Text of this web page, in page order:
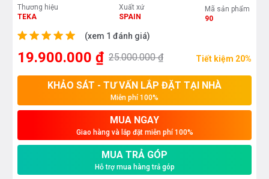
Thương hiệu
TEKA
Xuất xứ
SPAIN
Mã sản phẩm
90
(xem 1 đánh giá)
19.900.000 ₫ 25.000.000 ₫ Tiết kiệm 20%
KHẢO SÁT - TƯ VẤN LẮP ĐẶT TẠI NHÀ
Miễn phí 100%
MUA NGAY
Giao hàng và lắp đặt miễn phí 100%
MUA TRẢ GÓP
Hỗ trợ mua hàng trả góp